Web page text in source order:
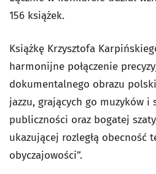
156 książek.
Książkę Krzysztofa
harmonijne połączenie
dokumentalnego obrazu
jazzu, grających go muzyków i
publiczności oraz bogatej
ukazującej rozległą obecność
obyczajowości”.